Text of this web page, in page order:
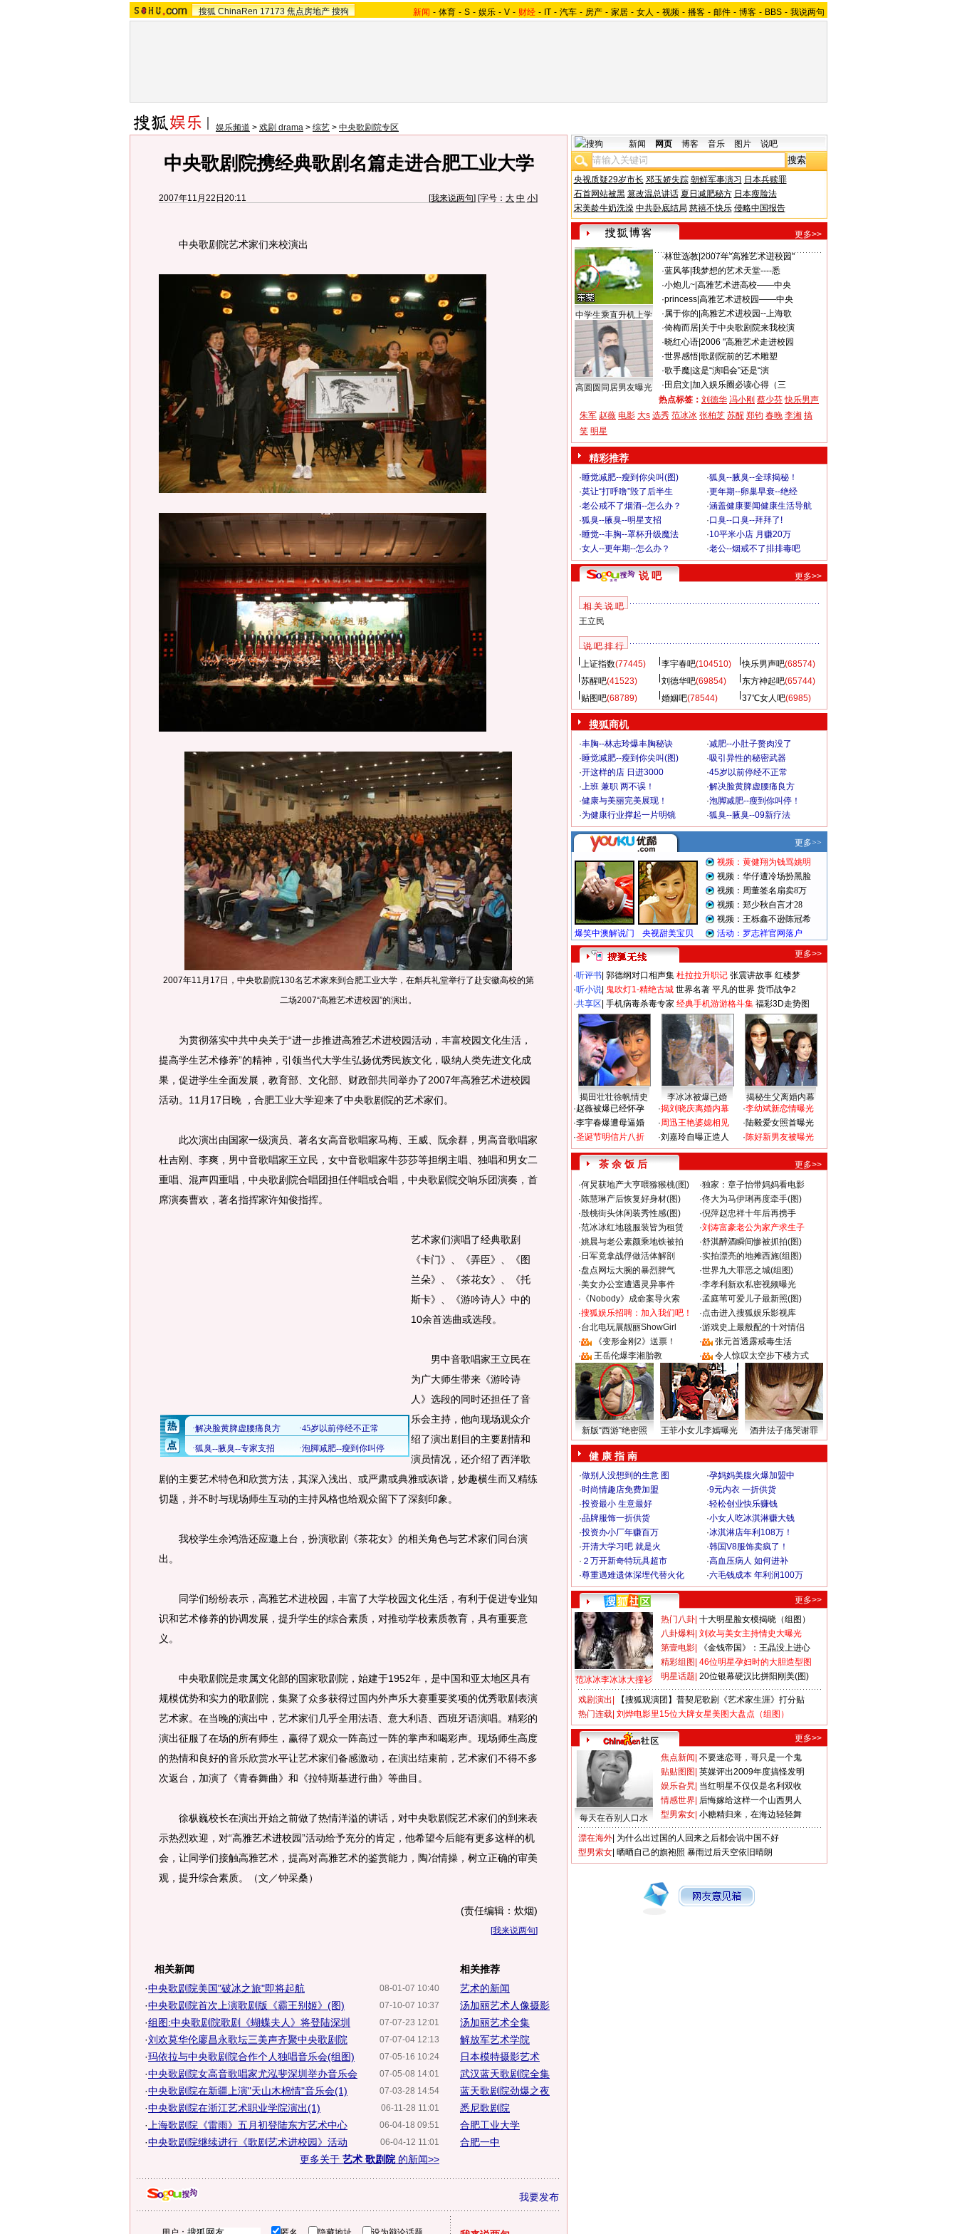
搜狐 ChinaRen 17173 焦点房地产 搜狗 新闻 - 体育 - S - 娱乐 - V - 财经 - IT - 汽车 - 房产 - 家居 - 女人 - 视频 - 播客 - 邮件 - 博客 - BBS - 我说两句
娱乐频道 > 戏剧 drama > 综艺 > 中央歌剧院专区
中央歌剧院携经典歌剧名篇走进合肥工业大学
2007年11月22日20:11 [我来说两句] [字号： 大 中 小]
中央歌剧院艺术家们来校演出
2007年11月17日，中央歌剧院130名艺术家来到合肥工业大学，在斛兵礼堂举行了赴安徽高校的第
二场2007“高雅艺术进校园”的演出。
为贯彻落实中共中央关于“进一步推进高雅艺术进校园活动，丰富校园文化生活，
提高学生艺术修养”的精神，引领当代大学生弘扬优秀民族文化，吸纳人类先进文化成
果，促进学生全面发展，教育部、文化部、财政部共同举办了2007年高雅艺术进校园
活动。11月17日晚 ，合肥工业大学迎来了中央歌剧院的艺术家们。
此次演出由国家一级演员、著名女高音歌唱家马梅、王威、阮余群，男高音歌唱家
杜吉刚、李爽，男中音歌唱家王立民，女中音歌唱家牛莎莎等担纲主唱、独唱和男女二
重唱、混声四重唱，中央歌剧院合唱团担任伴唱或合唱，中央歌剧院交响乐团演奏，首
席演奏曹欢，著名指挥家许知俊指挥。
艺术家们演唱了经典歌剧
《卡门》、《弄臣》、《图
兰朵》、《茶花女》、《托
斯卡》、《游吟诗人》中的
10余首选曲或选段。
男中音歌唱家王立民在
为广大师生带来《游呤诗
人》选段的同时还担任了音
乐会主持，他向现场观众介
绍了演出剧目的主要剧情和
演员情况，还介绍了西洋歌
剧的主要艺术特色和欣赏方法，其深入浅出、或严肃或典雅或诙谐，妙趣横生而又精练
切题，并不时与现场师生互动的主持风格也给观众留下了深刻印象。
我校学生余鸿浩还应邀上台，扮演歌剧《茶花女》的相关角色与艺术家们同台演
出。
同学们纷纷表示，高雅艺术进校园，丰富了大学校园文化生活，有利于促进专业知
识和艺术修养的协调发展，提升学生的综合素质，对推动学校素质教育，具有重要意
义。
中央歌剧院是隶属文化部的国家歌剧院，始建于1952年，是中国和亚太地区具有
规模优势和实力的歌剧院，集聚了众多获得过国内外声乐大赛重要奖项的优秀歌剧表演
艺术家。在当晚的演出中，艺术家们几乎全用法语、意大利语、西班牙语演唱。精彩的
演出征服了在场的所有师生，赢得了观众一阵高过一阵的掌声和喝彩声。现场师生高度
的热情和良好的音乐欣赏水平让艺术家们备感激动，在演出结束前，艺术家们不得不多
次返台，加演了《青春舞曲》和《拉特斯基进行曲》等曲目。
徐枞巍校长在演出开始之前做了热情洋溢的讲话，对中央歌剧院艺术家们的到来表
示热烈欢迎，对“高雅艺术进校园”活动给予充分的肯定，他希望今后能有更多这样的机
会，让同学们接触高雅艺术，提高对高雅艺术的鉴赏能力，陶冶情操，树立正确的审美
观，提升综合素质。（文／钟采桑）
(责任编辑：炊烟)
[我来说两句]
相关新闻
08-01-07 10:40
·中央歌剧院美国"破冰之旅"即将起航
07-10-07 10:37
·中央歌剧院首次上演歌剧版《霸王别姬》(图)
07-07-23 12:01
·组图:中央歌剧院歌剧《蝴蝶夫人》将登陆深圳
07-07-04 12:13
·刘欢莫华伦廖昌永歌坛三美声齐聚中央歌剧院
07-05-16 10:24
·玛依拉与中央歌剧院合作个人独唱音乐会(组图)
07-05-08 14:01
·中央歌剧院女高音歌唱家尤泓斐深圳举办音乐会
07-03-28 14:54
·中央歌剧院在新疆上演"天山木棉情"音乐会(1)
06-11-28 11:01
·中央歌剧院在浙江艺术职业学院演出(1)
06-04-18 09:51
· 上海歌剧院《雷雨》五月初登陆东方艺术中心
06-04-12 11:01
·中央歌剧院继续进行《歌剧艺术进校园》活动
更多关于 艺术 歌剧院的新闻>>
相关推荐
艺术的新闻
汤加丽艺术人像摄影
汤加丽艺术全集
解放军艺术学院
日本模特摄影艺术
武汉蓝天歌剧院全集
蓝天歌剧院劲爆之夜
悉尼歌剧院
合肥工业大学
合肥一中
我要发布
新闻 网页 博客 音乐 图片 说吧
央视质疑29岁市长 邓玉娇失踪 朝鲜军事演习 日本兵赎罪
石首网站被黑 篡改温总讲话 夏日减肥秘方 日本瘦脸法
宋美龄牛奶洗澡 中共卧底结局 慈禧不快乐 侵略中国报告
更多>>
中学生乘直升机上学
高圆圆同居男友曝光
·林世选教| 2007年"高雅艺术进校园"
·蓝风筝| 我梦想的艺术天堂----悉
·小炮儿~| 高雅艺术进高校——中央
·princess| 高雅艺术进校园——中央
·属于你的 高雅艺术进校园--上海歌
·倚梅而居| 关于中央歌剧院来我校演
·晓红心语| 2006 "高雅艺术走进校园
·世界感悟| 歌剧院前的艺术雕塑
·歌手魔| 这是“演唱会”还是“演
· 田启文 加入娱乐圈必读心得（三
热点标签： 刘德华 冯小刚 蔡少芬 快乐男声
朱军 赵薇 电影 大s 选秀 范冰冰 张柏芝 苏醒 郑钧 春晚 李湘 搞
笑 明星
精彩推荐
·睡觉减肥--瘦到你尖叫(图) ·狐臭--腋臭--全球揭秘！
·莫让“打呼噜”毁了后半生 ·更年期--卵巢早衰--绝经
·老公戒不了烟酒--怎么办？ ·涵盖健康要闻健康生活导航
·狐臭--腋臭--明星支招 ·口臭--口臭--拜拜了!
·睡觉--丰胸--罩杯升级魔法 ·10平米小店 月赚20万
·女人--更年期--怎么办？ ·老公--烟戒不了排排毒吧
说 吧 更多>>
相 关 说 吧
王立民
说 吧 排 行
上证指数(77445) 李宇春吧(104510) 快乐男声吧(68574)
苏醒吧(41523) 刘德华吧(69854) 东方神起吧(65744)
贴图吧(68789) 婚姻吧(78544) 37℃女人吧(6985)
搜狐商机
·丰胸--林志玲爆丰胸秘诀 ·减肥--小肚子赘肉没了
·睡觉减肥--瘦到你尖叫(图) ·吸引异性的秘密武器
·开这样的店 日进3000 ·45岁以前停经不正常
·上班 兼职 两不误！ ·解决脸黄脾虚腰痛良方
·健康与美丽完美展现！ ·泡脚减肥--瘦到你叫停！
·为健康行业撑起一片明镜 ·狐臭--腋臭--09新疗法
更多>>
·听评书 郭德纲对口相声集 杜拉拉升职记 张震讲故事 红楼梦
·听小说 鬼吹灯1-精绝古城 世界名著 平凡的世界 货币战争2
·共享区 手机病毒杀毒专家 经典手机游游格斗集 福彩3D走势图
揭田壮壮徐帆情史 李冰冰被爆已婚
揭秘生父离婚内幕
·赵薇被爆已经怀孕
·李宇春爆遭母逼婚
·圣诞节明信片八折
·揭刘晓庆离婚内幕
·周迅王艳婆媳相见
·刘嘉玲自曝正造人
·李幼斌新恋情曝光
·陆毅爱女照首曝光
·陈好新男友被曝光
茶 余 饭 后
更多>>
·何炅获地产大亨喂猕猴桃(图) ·独家：章子怡带妈妈看电影
·陈慧琳产后恢复好身材(图) ·佟大为马伊琍再度牵手(图)
·殷桃街头休闲装秀性感(图) ·倪萍赵忠祥十年后再携手
·范冰冰红地毯服装皆为租赁 ·刘涛富豪老公为家产求生子
·姚晨与老公素颜乘地铁被拍 ·舒淇醉酒瞬间惨被抓拍(图)
· 日军竟拿战俘做活体解剖 ·实拍漂亮的地摊西施(组图)
·盘点网坛大腕的暴烈脾气 ·世界九大罪恶之城(组图)
·美女办公室遭遇灵异事件 ·李孝利新欢私密视频曝光
· 《Nobody》成命案导火索 ·孟庭苇可爱儿子最新照(图)
·搜狐娱乐招聘：加入我们吧！ ·点击进入搜狐娱乐影视库
·台北电玩展靓丽ShowGirl ·游戏史上最般配的十对情侣
·
《变形金刚2》送票！ ·
张元首透露戒毒生活
·
王岳伦爆李湘胎教 · 令人惊叹太空步下楼方式
新版“西游”绝密照 王菲小女儿李嫣曝光 酒井法子痛哭谢罪
健 康 指 南
·做别人没想到的生意 图 ·孕妈妈美腹火爆加盟中
·时尚情趣店免费加盟 ·9元内衣 一折供货
·投资最小 生意最好 ·轻松创业快乐赚钱
·品牌服饰一折供货 ·小女人吃冰淇淋赚大钱
·投资办小厂年赚百万 ·冰淇淋店年利108万！
·开清大学习吧 就是火 ·韩国V8服饰卖疯了！
· ２万开新奇特玩具超市 ·高血压病人 如何进补
·尊重遇难遗体深埋代替火化 ·六毛钱成本 年利润100万
更多>>
范冰冰李冰冰大撞衫
热门八卦 十大明星脸女模揭晓（组图）
八卦爆料 刘欢与美女主持情史大曝光
第壹电影
《金钱帝国》：王晶没上进心
精彩组图 46位明星孕妇时的大胆造型图
明星话题 20位银幕硬汉比拼阳刚美(图)
戏剧演出
【搜狐观演团】普契尼歌剧《艺术家生涯》打分贴
热门连载 刘烨电影里15位大牌女星美图大盘点（组图）
更多>>
每天在吞别人口水
焦点新闻 不要迷恋哥，哥只是一个鬼
贴贴图图 英媒评出2009年度搞怪发明
娱乐旮旯 当红明星不仅仅是名利双收
情感世界 后悔嫁给这样一个山西男人
型男索女 小糖精归来，在海边轻轻舞
漂在海外 为什么出过国的人回来之后都会说中国不好
型男索女 晒晒自己的旗袍照 暴雨过后天空依旧晴朗